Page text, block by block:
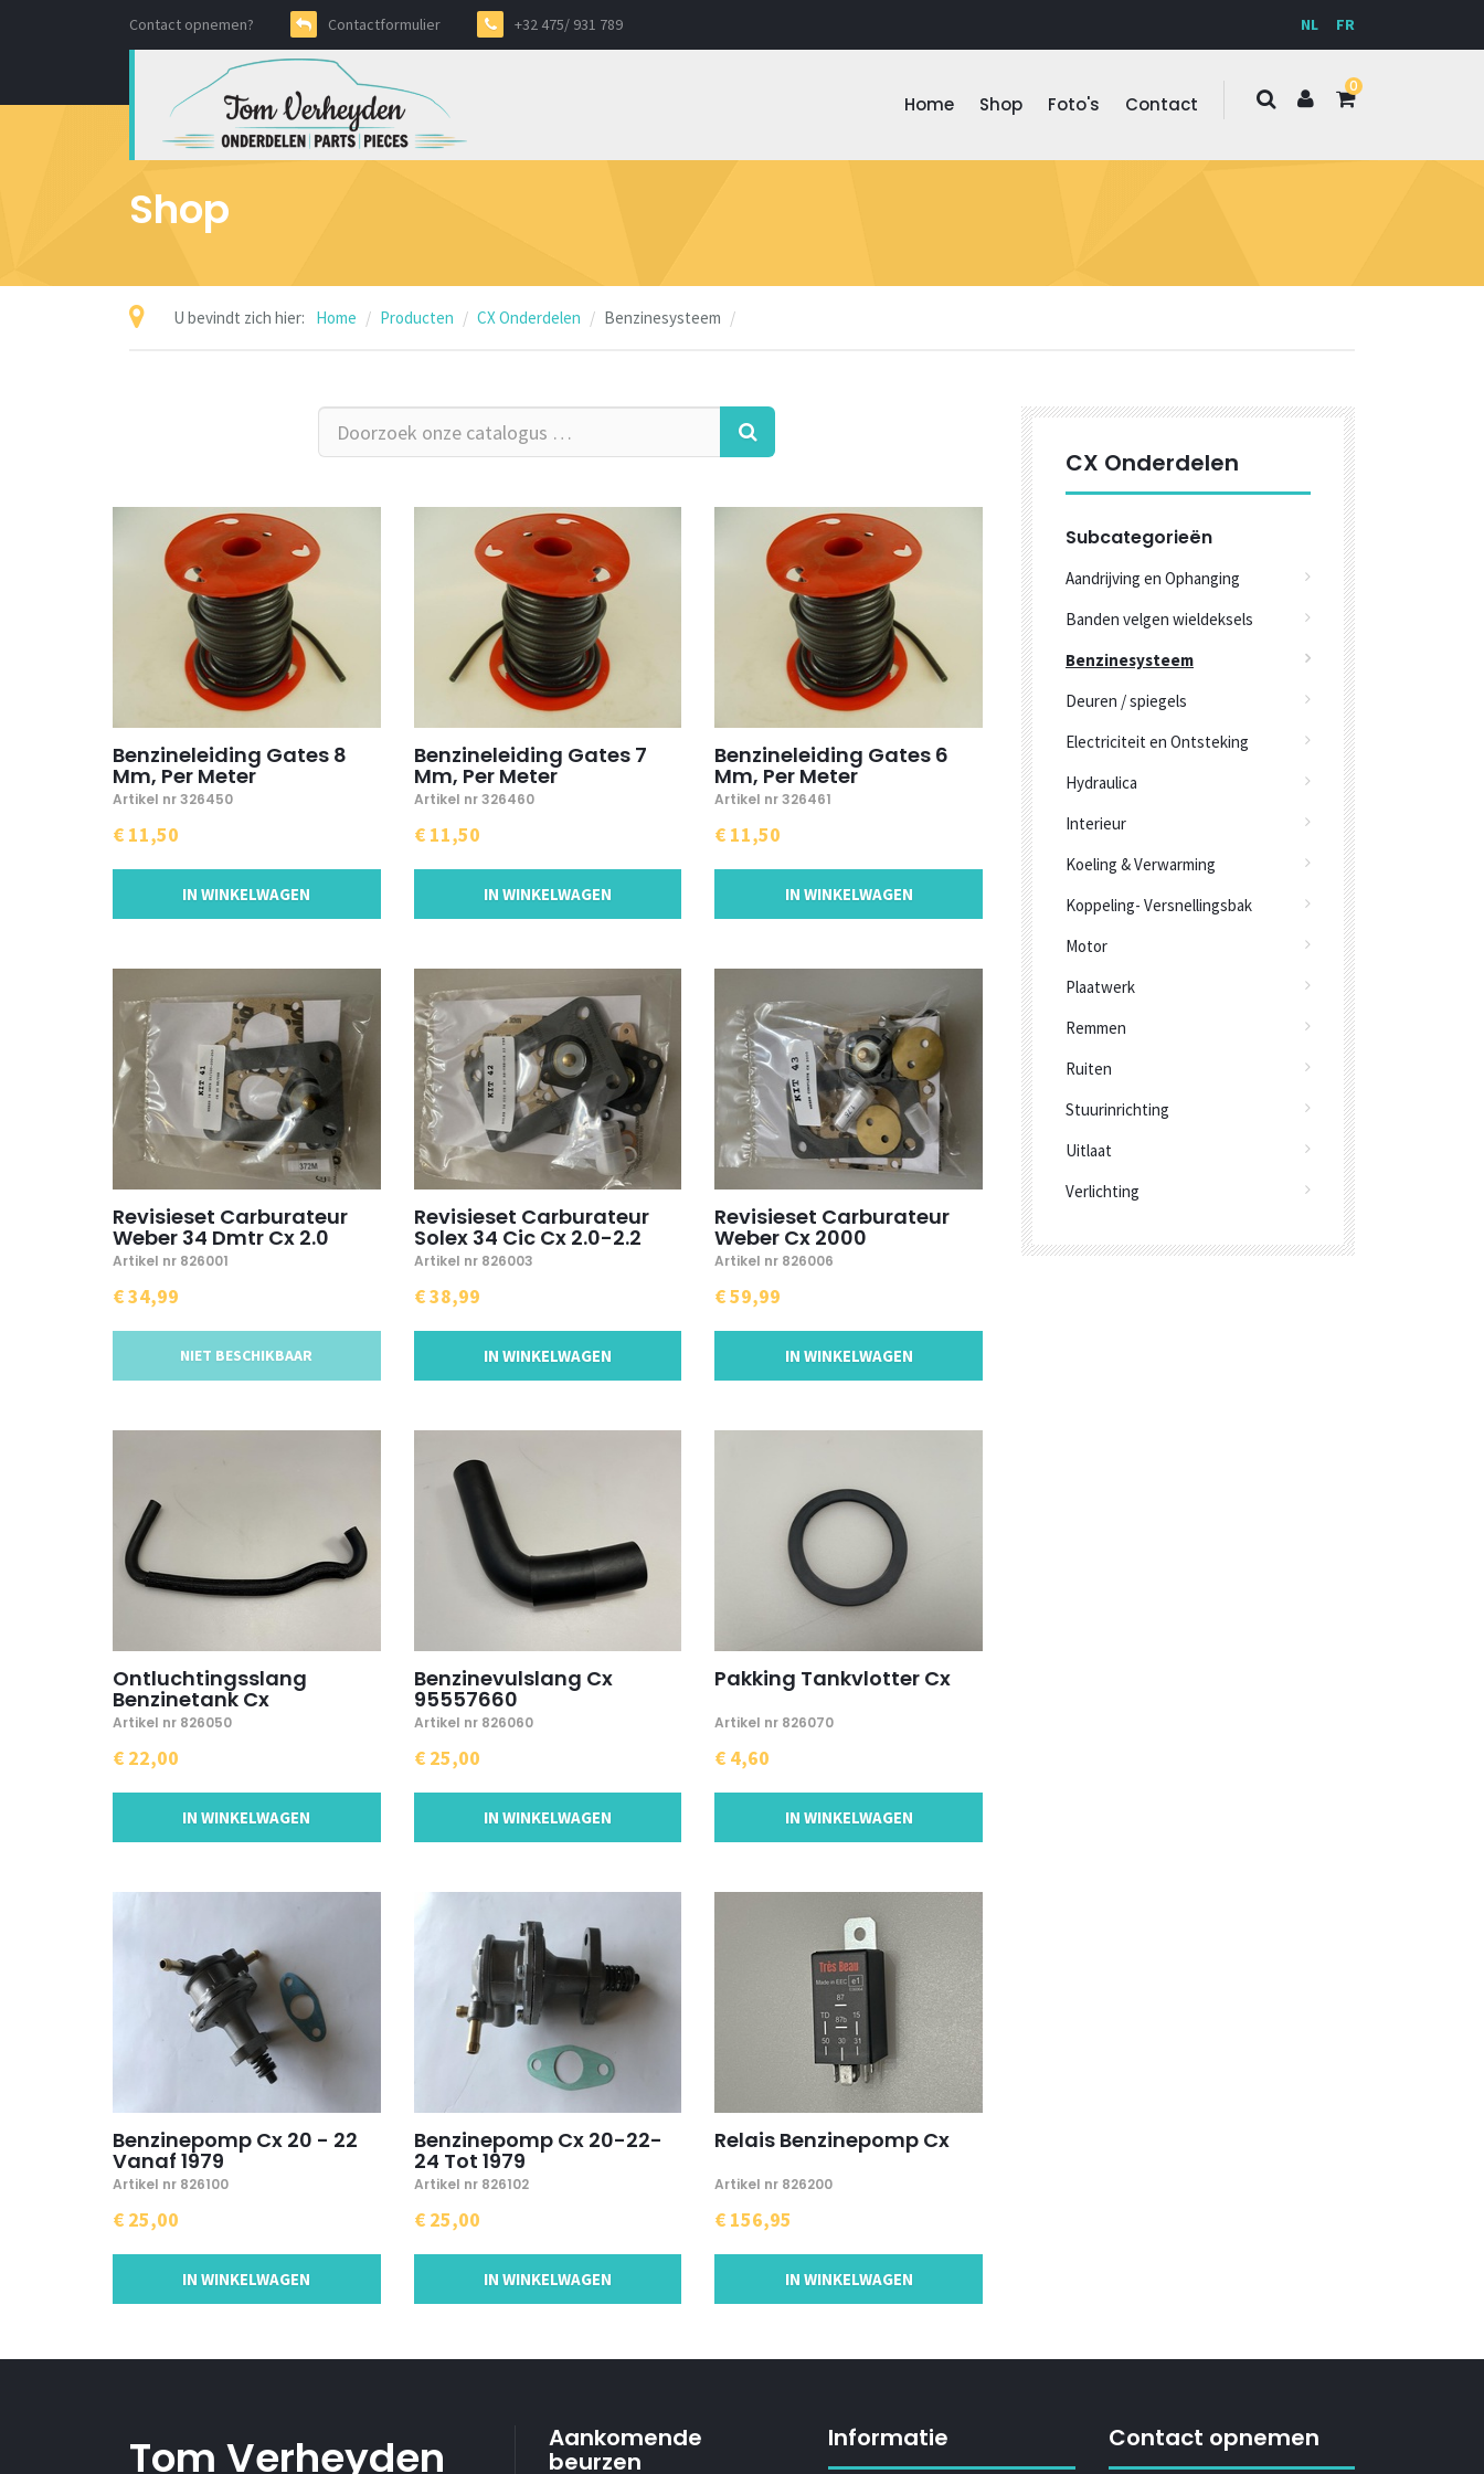
Contact opnemen? Contactformulier +32 475/ 931 789 NL FR
0
Home Shop Foto's Contact
Shop
U bevindt zich hier: Home Producten CX Onderdelen Benzinesysteem
Benzineleiding Gates 8
Mm, Per Meter
Artikel nr 326450
€ 11,50
IN WINKELWAGEN
Benzineleiding Gates 7
Mm, Per Meter
Artikel nr 326460
€ 11,50
IN WINKELWAGEN
Benzineleiding Gates 6
Mm, Per Meter
Artikel nr 326461
€ 11,50
IN WINKELWAGEN
Revisieset Carburateur
Weber 34 Dmtr Cx 2.0
Artikel nr 826001
€ 34,99
NIET BESCHIKBAAR
Revisieset Carburateur
Solex 34 Cic Cx 2.0-2.2
Artikel nr 826003
€ 38,99
IN WINKELWAGEN
Revisieset Carburateur
Weber Cx 2000
Artikel nr 826006
€ 59,99
IN WINKELWAGEN
Ontluchtingsslang
Benzinetank Cx
Artikel nr 826050
€ 22,00
IN WINKELWAGEN
Benzinevulslang Cx
95557660
Artikel nr 826060
€ 25,00
IN WINKELWAGEN
Pakking Tankvlotter Cx
Artikel nr 826070
€ 4,60
IN WINKELWAGEN
Benzinepomp Cx 20 - 22
Vanaf 1979
Artikel nr 826100
€ 25,00
IN WINKELWAGEN
Benzinepomp Cx 20-22-
24 Tot 1979
Artikel nr 826102
€ 25,00
IN WINKELWAGEN
Relais Benzinepomp Cx
Artikel nr 826200
€ 156,95
IN WINKELWAGEN
CX Onderdelen
Subcategorieën
Aandrijving en Ophanging
Banden velgen wieldeksels
Benzinesysteem
Deuren / spiegels
Electriciteit en Ontsteking
Hydraulica
Interieur
Koeling & Verwarming
Koppeling- Versnellingsbak
Motor
Plaatwerk
Remmen
Ruiten
Stuurinrichting
Uitlaat
Verlichting
Tom Verheyden Aankomende
beurzen
Informatie Contact opnemen